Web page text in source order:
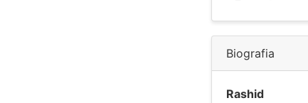
Biografia
Rashid